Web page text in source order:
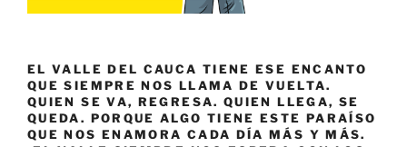
EL VALLE DEL CAUCA TIENE ESE ENCANTO
QUE SIEMPRE NOS LLAMA DE VUELTA.
QUIEN SE VA, REGRESA. QUIEN LLEGA, SE
QUEDA. PORQUE ALGO TIENE ESTE PARAÍSO
QUE NOS ENAMORA CADA DÍA MÁS Y MÁS.